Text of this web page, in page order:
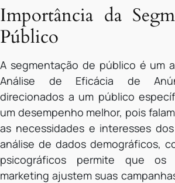
Importância da
Público
A segmentação de público é um
Análise de Eficácia de
direcionados a um público
um desempenho melhor, pois
as necessidades e interesses
análise de dados demográficos,
psicográficos permite que os
marketing ajustem suas